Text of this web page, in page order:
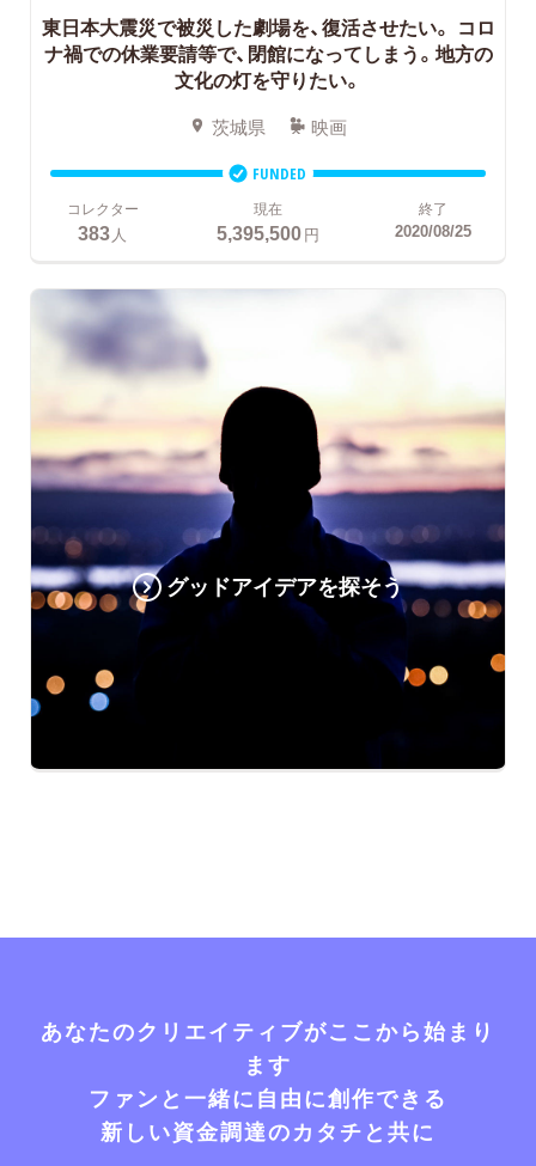
東日本大震災で被災した劇場を、復活させたい。 コロ
ナ禍での休業要請等で、閉館になってしまう。地方の
文化の灯を守りたい。
茨城県 映画
FUNDED
コレクター
383人
現在
5,395,500円
終了
2020/08/25
グッドアイデアを探そう
あなたのクリエイティブがここから始まり
ます
ファンと一緒に自由に創作できる
新しい資金調達のカタチと共に